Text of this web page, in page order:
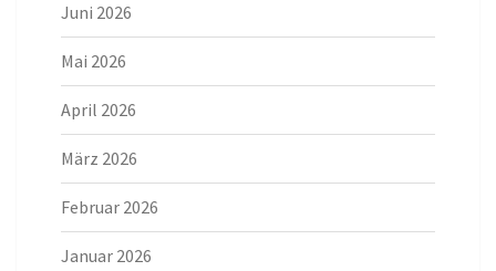
Juni 2026
Mai 2026
April 2026
März 2026
Februar 2026
Januar 2026